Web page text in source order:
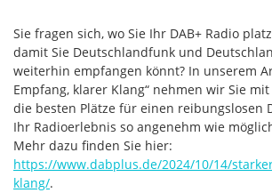
Sie fragen sich, wo Sie Ihr DAB+ Radio
damit Sie Deutschlandfunk und
weiterhin empfangen könnt? In unserem
Empfang, klarer Klang“ nehmen wir Sie
die besten Plätze für einen reibungslosen
Ihr Radioerlebnis so angenehm wie
Mehr dazu finden Sie hier:
https://www.dabplus.de/2024/10/14/
klang/.